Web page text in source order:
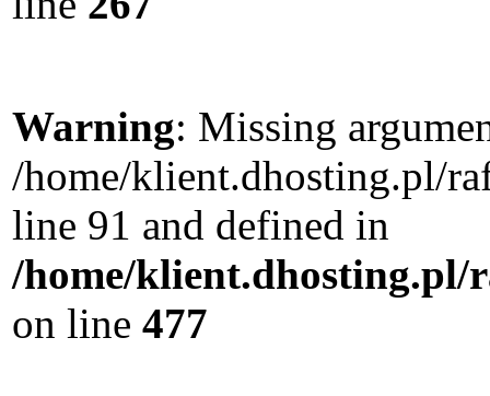
Warning: Missing
/home/klient.dhosting.pl/
line 91 and defined in
/home/klient.dhosting.pl/
on line 477